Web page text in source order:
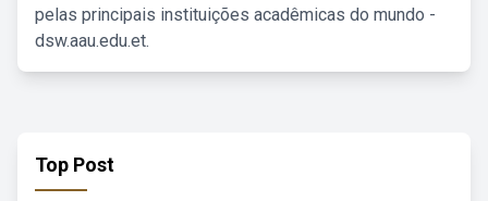
pelas principais instituições acadêmicas do mundo -
dsw.aau.edu.et.
Top Post